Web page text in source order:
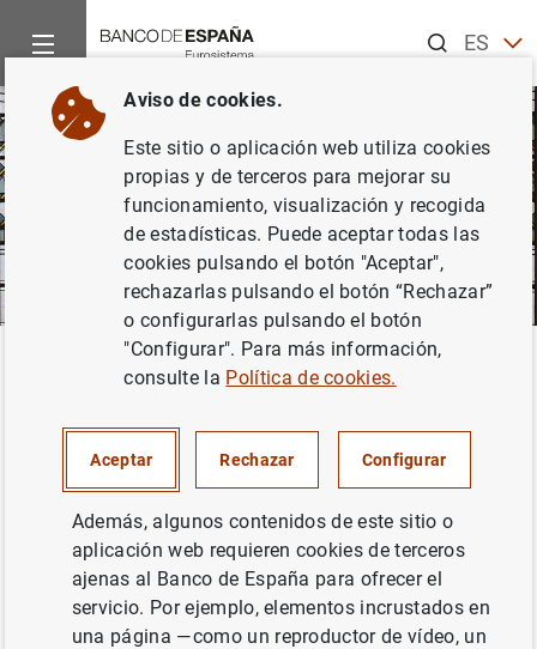
ESEN
Áreas de actuación Supervisión Entidades
Entidades de crédito
Bancos.
Aviso de cookies.
Este sitio o aplicación web utiliza cookies
propias y de terceros para mejorar su
funcionamiento, visualización y recogida
de estadísticas. Puede aceptar todas las
cookies pulsando el botón "Aceptar",
rechazarlas pulsando el botón “Rechazar”
o configurarlas pulsando el botón
"Configurar". Para más información,
consulte la Política de cookies.
Aceptar Rechazar Configurar
Además, algunos contenidos de este sitio o
aplicación web requieren cookies de terceros
ajenas al Banco de España para ofrecer el
servicio. Por ejemplo, elementos incrustados en
una página —como un reproductor de vídeo, un